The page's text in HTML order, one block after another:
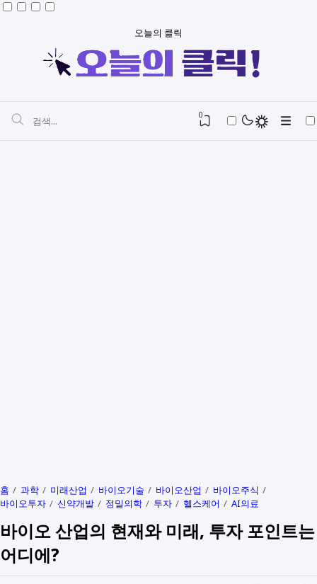
오늘의 클릭
0
홈 과학 미래산업 바이오기술 바이오산업
바이오주식
바이오투자
신약개발 정밀의학 투자 헬스케어 AI의료
바이오 산업의 현재와 미래, 투자 포인트는
어디에?